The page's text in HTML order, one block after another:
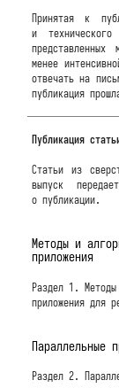
Принятая к
и
менее
отвечать на
публикация
Публикация
Статьи из
выпуск
о публикации.
Методы и
приложения
Раздел 1.
приложения для
Параллельные
Раздел 2.